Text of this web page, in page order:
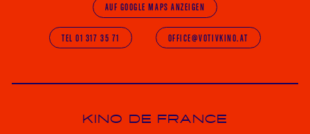
AUF GOOGLE MAPS ANZEIGEN
TEL 01 317 35 71 OFFICE@VOTIVKINO.AT
KINO DE FRANCE